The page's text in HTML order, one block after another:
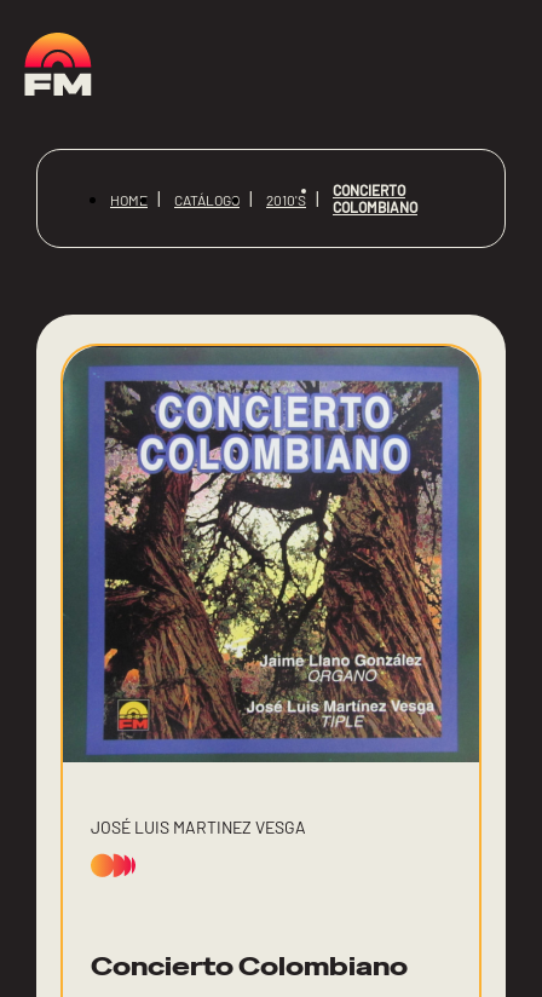
HOME CATÁLOGO 2010'S
CONCIERTO
COLOMBIANO
JOSÉ LUIS MARTINEZ VESGA
Concierto Colombiano